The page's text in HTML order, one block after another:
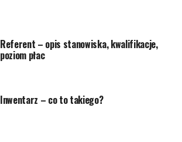
Referent – opis stanowiska, kwalifikacje,
poziom płac
Inwentarz – co to takiego?